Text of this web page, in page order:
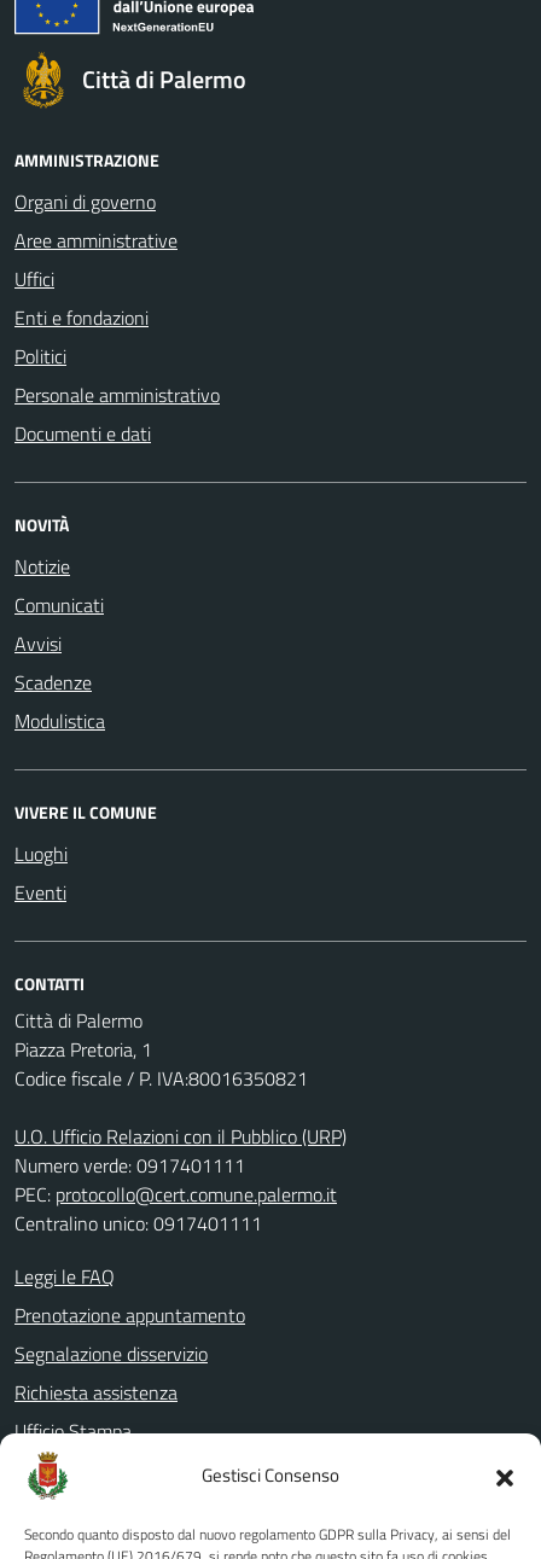
Gestisci Consenso
Secondo quanto disposto dal nuovo regolamento GDPR sulla Privacy, ai sensi del
Città di Palermo
AMMINISTRAZIONE
Organi di governo
Aree amministrative
Uffici
Enti e fondazioni
Politici
Personale amministrativo
Documenti e dati
NOVITÀ
Notizie
Comunicati
Avvisi
Scadenze
Modulistica
VIVERE IL COMUNE
Luoghi
Eventi
CONTATTI
Città di Palermo
Piazza Pretoria, 1
Codice fiscale / P. IVA:80016350821
U.O. Ufficio Relazioni con il Pubblico (URP)
Numero verde: 0917401111
PEC: protocollo@cert.comune.palermo.it
Centralino unico: 0917401111
Leggi le FAQ
Prenotazione appuntamento
Segnalazione disservizio
Richiesta assistenza
Ufficio Stampa
Amministrazione Trasparente
Albo pretorio
Informativa privacy